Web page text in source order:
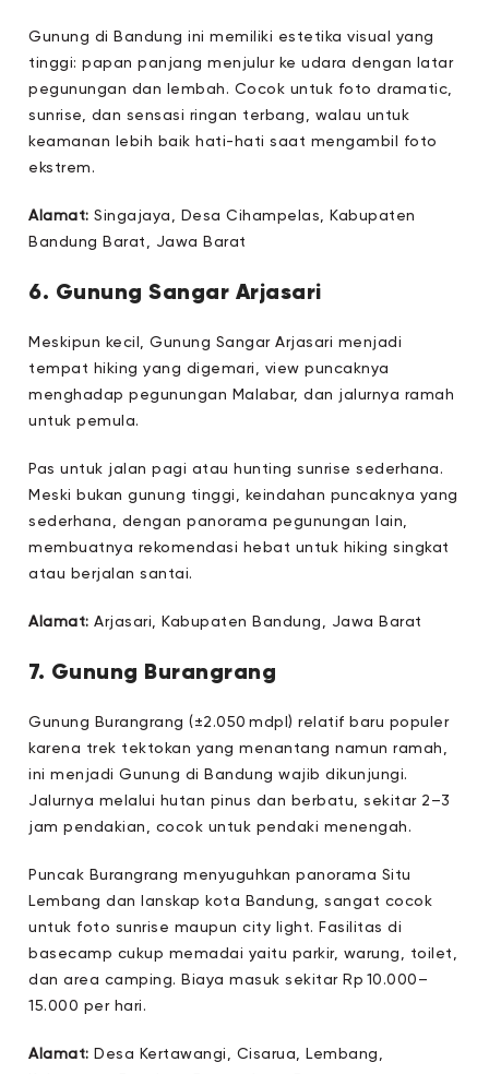
Gunung di Bandung ini memiliki estetika visual yang
tinggi: papan panjang menjulur ke udara dengan latar
pegunungan dan lembah. Cocok untuk foto dramatic,
sunrise, dan sensasi ringan terbang, walau untuk
keamanan lebih baik hati-hati saat mengambil foto
ekstrem.
Alamat: Singajaya, Desa Cihampelas, Kabupaten
Bandung Barat, Jawa Barat
6. Gunung Sangar Arjasari
Meskipun kecil, Gunung Sangar Arjasari menjadi
tempat hiking yang digemari, view puncaknya
menghadap pegunungan Malabar, dan jalurnya ramah
untuk pemula.
Pas untuk jalan pagi atau hunting sunrise sederhana.
Meski bukan gunung tinggi, keindahan puncaknya yang
sederhana, dengan panorama pegunungan lain,
membuatnya rekomendasi hebat untuk hiking singkat
atau berjalan santai.
Alamat: Arjasari, Kabupaten Bandung, Jawa Barat
7. Gunung Burangrang
Gunung Burangrang (±2.050 mdpl) relatif baru populer
karena trek tektokan yang menantang namun ramah,
ini menjadi Gunung di Bandung wajib dikunjungi.
Jalurnya melalui hutan pinus dan berbatu, sekitar 2–3
jam pendakian, cocok untuk pendaki menengah.
Puncak Burangrang menyuguhkan panorama Situ
Lembang dan lanskap kota Bandung, sangat cocok
untuk foto sunrise maupun city light. Fasilitas di
basecamp cukup memadai yaitu parkir, warung, toilet,
dan area camping. Biaya masuk sekitar Rp 10.000–
15.000 per hari.
Alamat: Desa Kertawangi, Cisarua, Lembang,